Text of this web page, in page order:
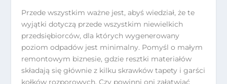
Przede wszystkim ważne jest, abyś wiedział, że te
wyjątki dotyczą przede wszystkim niewielkich
przedsiębiorców, dla których wygenerowany
poziom odpadów jest minimalny. Pomyśl o małym
remontowym biznesie, gdzie resztki materiałów
składają się głównie z kilku skrawków tapety i garści
kołków rozporowych. Czy powinni oni załatwiać